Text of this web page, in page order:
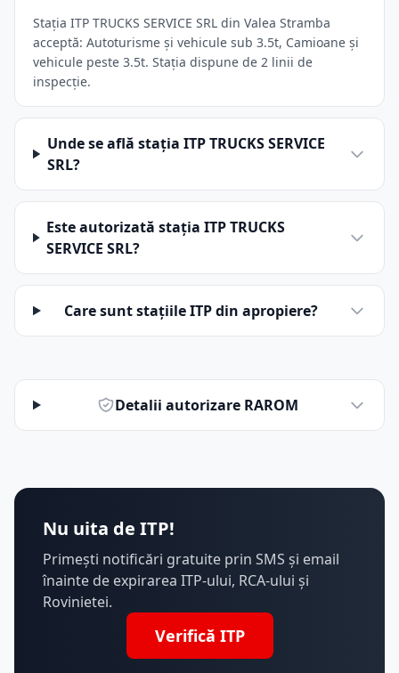
Stația ITP TRUCKS SERVICE SRL din Valea Stramba
acceptă: Autoturisme și vehicule sub 3.5t, Camioane și
vehicule peste 3.5t. Stația dispune de 2 linii de
inspecție.
Unde se află stația ITP TRUCKS SERVICE
SRL?
Este autorizată stația ITP TRUCKS
SERVICE SRL?
Care sunt stațiile ITP din apropiere?
Detalii autorizare RAROM
Nu uita de ITP!
Primești notificări gratuite prin SMS și email
înainte de expirarea ITP-ului, RCA-ului și
Rovinietei.
Verifică ITP